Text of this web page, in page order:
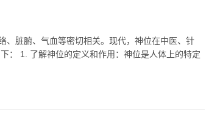
、脏腑、气血等密切相关。现代，神位在中医、针
： 1. 了解神位的定义和作用：神位是人体上的特定